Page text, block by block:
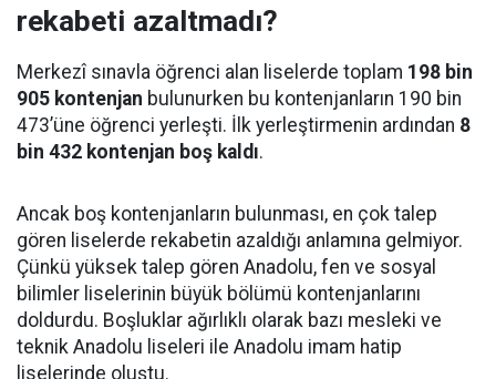
rekabeti azaltmadı?
Merkezî sınavla öğrenci alan liselerde toplam 198 bin
905 kontenjan bulunurken bu kontenjanların 190 bin
473’üne öğrenci yerleşti. İlk yerleştirmenin ardından 8
bin 432 kontenjan boş kaldı.
Ancak boş kontenjanların bulunması, en çok talep
gören liselerde rekabetin azaldığı anlamına gelmiyor.
Çünkü yüksek talep gören Anadolu, fen ve sosyal
bilimler liselerinin büyük bölümü kontenjanlarını
doldurdu. Boşluklar ağırlıklı olarak bazı mesleki ve
teknik Anadolu liseleri ile Anadolu imam hatip
liselerinde oluştu.